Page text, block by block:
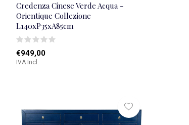
Credenza Cinese Verde Acqua -
Orientique Collezione
L140xP35xA85cm
€949,00
IVA Incl.